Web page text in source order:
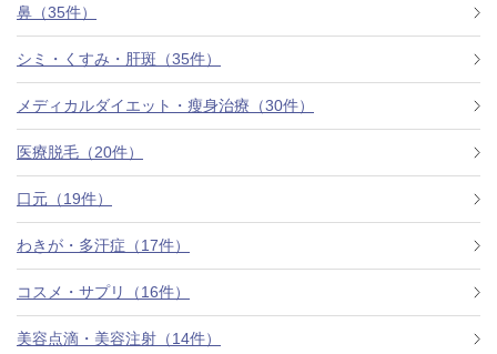
施術症例
初めての方へ
お悩みで探す
医師紹介
鼻（35件）
シミ・くすみ・肝斑（35件）
メディカルダイエット・瘦身治療（30件）
医療脱毛（20件）
口元（19件）
わきが・多汗症（17件）
コスメ・サプリ（16件）
美容点滴・美容注射（14件）